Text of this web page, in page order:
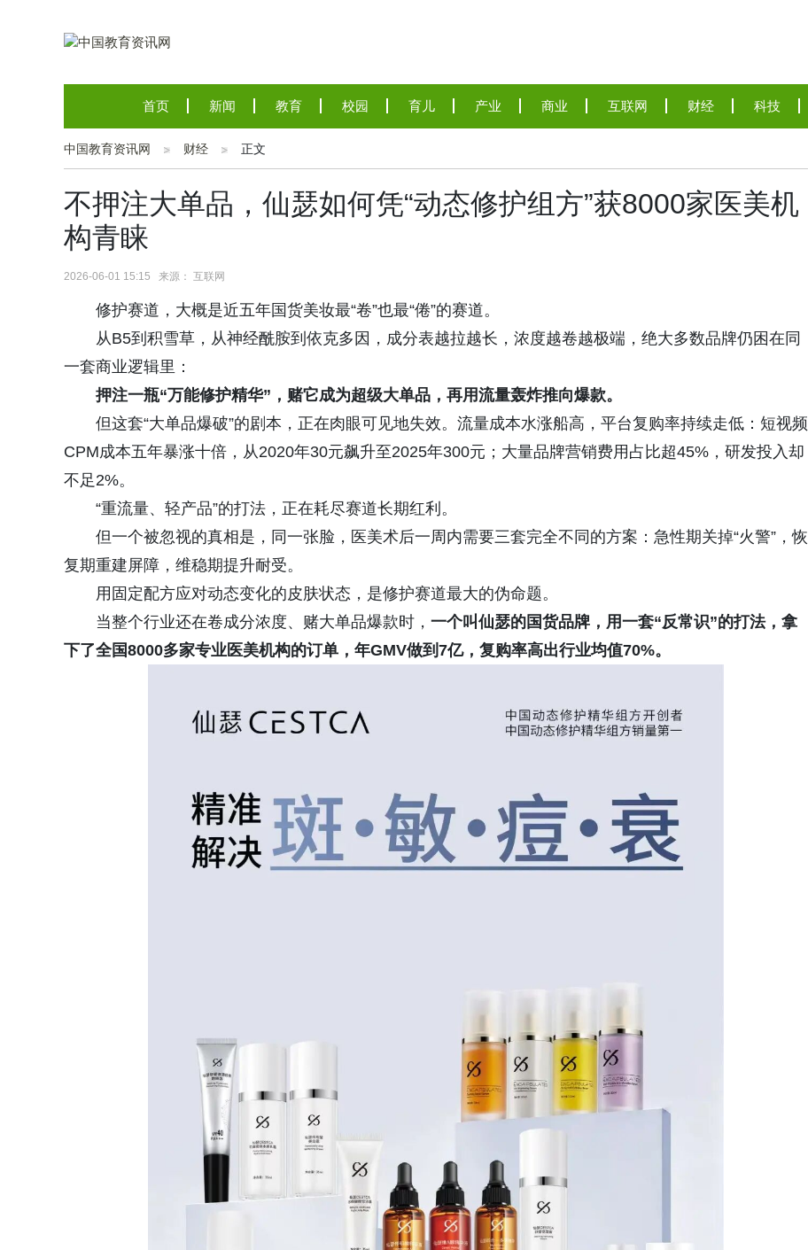
首页 新闻 教育 校园 育儿 产业 商业 互联网 财经 科技
中国教育资讯网 财经 正文
不押注大单品，仙瑟如何凭“动态修护组方”获8000家医美机
构青睐
2026-06-01 15:15 来源： 互联网
修护赛道，大概是近五年国货美妆最“卷”也最“倦”的赛道。
从B5到积雪草，从神经酰胺到依克多因，成分表越拉越长，浓度越卷越极端，绝大多数品牌仍困在同
一套商业逻辑里：
押注一瓶“万能修护精华”，赌它成为超级大单品，再用流量轰炸推向爆款。
但这套“大单品爆破”的剧本，正在肉眼可见地失效。流量成本水涨船高，平台复购率持续走低：短视频
CPM成本五年暴涨十倍，从2020年30元飙升至2025年300元；大量品牌营销费用占比超45%，研发投入却
不足2%。
“重流量、轻产品”的打法，正在耗尽赛道长期红利。
但一个被忽视的真相是，同一张脸，医美术后一周内需要三套完全不同的方案：急性期关掉“火警”，恢
复期重建屏障，维稳期提升耐受。
用固定配方应对动态变化的皮肤状态，是修护赛道最大的伪命题。
当整个行业还在卷成分浓度、赌大单品爆款时， 一个叫 仙瑟的国货品牌，用一套“反常识”的打法，拿
下了全国8000多家专业医美机构的订单，年GMV做到7亿，复购率高出行业均值70%。